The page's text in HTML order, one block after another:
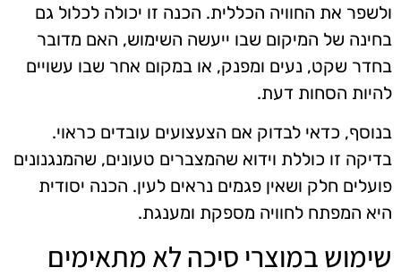
ולשפר את החוויה הכללית. הכנה זו יכולה לכלול גם
בחינה של המיקום שבו ייעשה השימוש, האם מדובר
בחדר שקט, נעים ומפנק, או במקום אחר שבו עשויים
להיות הסחות דעת.
בנוסף, כדאי לבדוק אם הצעצועים עובדים כראוי.
בדיקה זו כוללת וידוא שהמצברים טעונים, שהמנגנונים
פועלים חלק ושאין פגמים נראים לעין. הכנה יסודית
היא המפתח לחוויה מספקת ומענגת.
שימוש במוצרי סיכה לא מתאימים